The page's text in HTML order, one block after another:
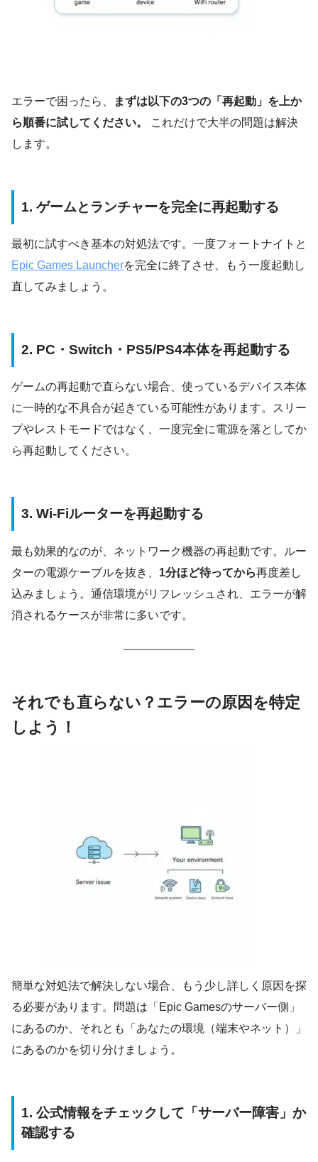
エラーで困ったら、
まずは以下の3つの「再起動」を上か
ら順番に試してください。
これだけで大半の問題は解決
します。
1. ゲームとランチャーを完全に再起動する
最初に試すべき基本の対処法です。一度フォートナイトと
Epic Games Launcherを完全に終了させ、もう一度起動し
直してみましょう。
2. PC・Switch・PS5/PS4本体を再起動する
ゲームの再起動で直らない場合、使っているデバイス本体
に一時的な不具合が起きている可能性があります。スリー
プやレストモードではなく、一度完全に電源を落としてか
ら再起動してください。
3. Wi-Fiルーターを再起動する
最も効果的なのが、ネットワーク機器の再起動です。ルー
ターの電源ケーブルを抜き、 1分ほど待ってから再度差し
込みましょう。通信環境がリフレッシュされ、エラーが解
消されるケースが非常に多いです。
それでも直らない？エラーの原因を特定
しよう！
簡単な対処法で解決しない場合、もう少し詳しく原因を探
る必要があります。問題は「Epic Gamesのサーバー側」
にあるのか、それとも「あなたの環境（端末やネット）」
にあるのかを切り分けましょう。
1. 公式情報をチェックして「サーバー障害」か
確認する